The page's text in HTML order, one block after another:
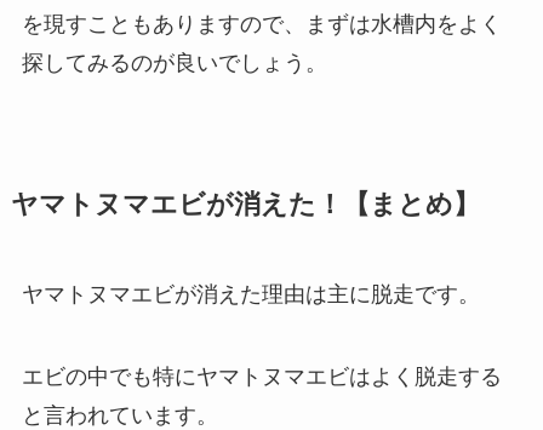
を現すこともありますので、まずは水槽内をよく
探してみるのが良いでしょう。
ヤマトヌマエビが消えた！【まとめ】
ヤマトヌマエビが消えた理由は主に脱走です。
エビの中でも特にヤマトヌマエビはよく脱走する
と言われています。